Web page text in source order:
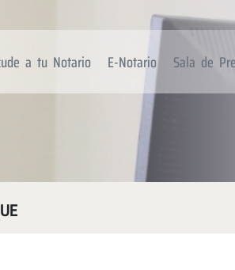
a tu Notario E-Notario Sala de